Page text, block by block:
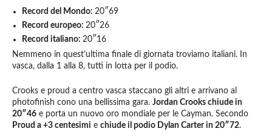
Record del Mondo: 20″69
Record europeo: 20″26
Record italiano: 20″16
Nemmeno in quest’ultima finale di giornata troviamo italiani. In
vasca, dalla 1 alla 8, tutti in lotta per il podio.
Crooks e proud a centro vasca staccano gli altri e arrivano al
photofinish cono una bellissima gara. Jordan Crooks chiude in
20″46 e porta un nuovo oro mondiale per le Cayman. Secondo
Proud a +3 centesimi e chiude il podio Dylan Carter in 20″72.